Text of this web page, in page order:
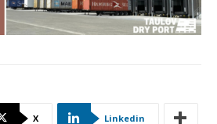
X Linkedin